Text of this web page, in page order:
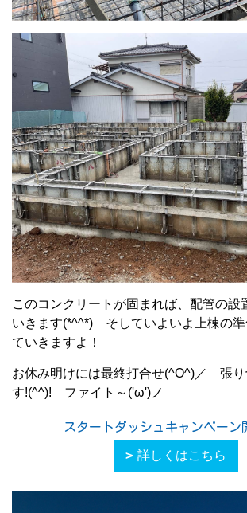
このコンクリートが固まれば、配管の設
いきます(*^^*) そしていよいよ上棟の準
ていきますよ！
お休み明けには最終打合せ(^O^)／ 張り
す!(^^)! ファイト～('ω')ノ
スタートダッシュキャンペーン
詳しくはこちら